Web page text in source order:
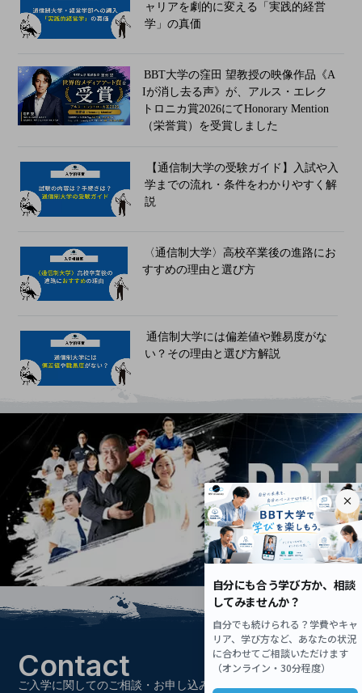
ャリアを劇的に変える「実践的経営
学」の真価
BBT大学の窪田 望教授の映像作品《A
Iが消し去る声》が、アルス・エレク
トロニカ賞2026にてHonorary Mention
（栄誉賞）を受賞しました
【通信制大学の受験ガイド】入試や入
学までの流れ・条件をわかりやすく解
説
〈通信制大学〉高校卒業後の進路にお
すすめの理由と選び方
通信制大学には偏差値や難易度がな
い？その理由と選び方解説
Contact
ご入学に関してのご相談・お申し込み